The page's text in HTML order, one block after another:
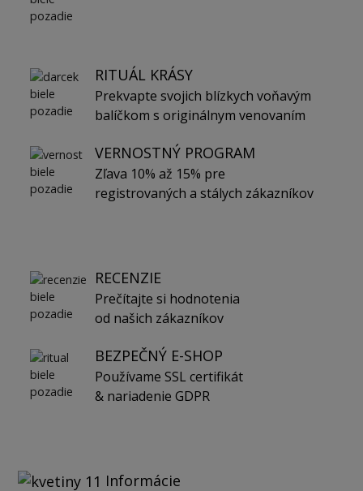
RITUÁL KRÁSY
Prekvapte svojich blízkych voňavým
balíčkom s originálnym venovaním
VERNOSTNÝ PROGRAM
Zľava 10% až 15% pre
registrovaných a stálych zákazníkov
RECENZIE
Prečítajte si hodnotenia
od našich zákazníkov
BEZPEČNÝ E-SHOP
Používame SSL certifikát
& nariadenie GDPR
Informácie